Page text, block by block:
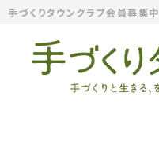
手づくりタウンクラブ会員募集中